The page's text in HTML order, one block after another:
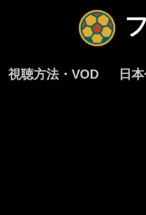
視聴方法・VOD 日